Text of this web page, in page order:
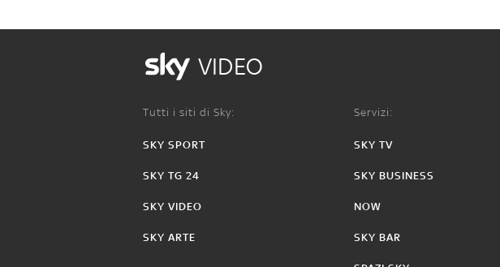
VIDEO
Tutti i siti di Sky:
SKY SPORT
SKY TG 24
SKY VIDEO
SKY ARTE
Servizi:
SKY TV
SKY BUSINESS
NOW
SKY BAR